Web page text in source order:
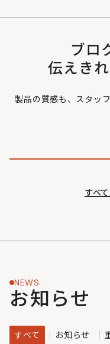
ブロ
伝えき
製品の質感も、スタッ
すべ
NEWS
お知らせ
すべて お知らせ